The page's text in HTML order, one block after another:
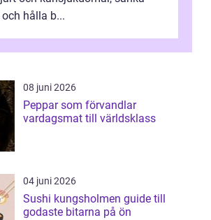
hålla b...
08 juni 2026
Peppar som förvandlar
vardagsmat till världsklass
04 juni 2026
Sushi kungsholmen guide till
godaste bitarna på ön